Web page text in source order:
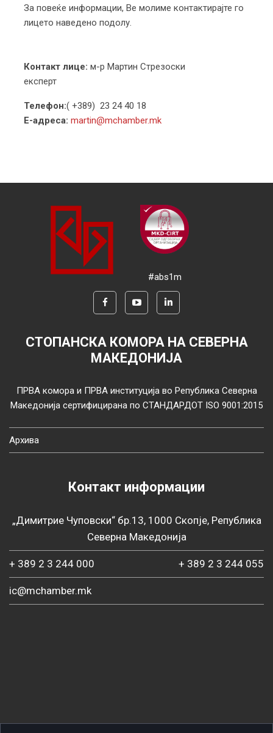
За повеќе информации, Ве молиме контактирајте го
лицето наведено подолу.
Контакт лице: м-р Мартин Стрезоски
експерт
Телефон:( +389) 23 24 40 18
Е-адреса: martin@mchamber.mk
#abs1m
СТОПАНСКА КОМОРА НА СЕВЕРНА
МАКЕДОНИЈА
ПРВА комора и ПРВА институција во Република Северна
Македонија сертифицирана по СТАНДАРДОТ ISO 9001:2015
Архива
Контакт информации
„Димитрие Чуповски“ бр.13, 1000 Скопје, Република
Северна Македонија
+ 389 2 3 244 000 + 389 2 3 244 055
ic@mchamber.mk